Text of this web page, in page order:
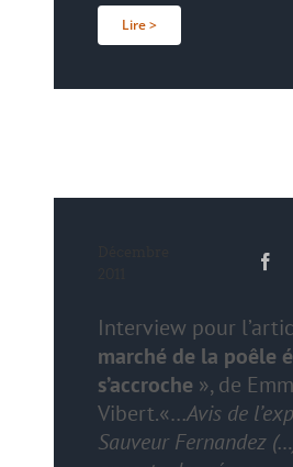
Lire >
Interview pour
marché de la poêle
s’accroche », de
Vibert.«…Avis de
Sauveur Fernandez